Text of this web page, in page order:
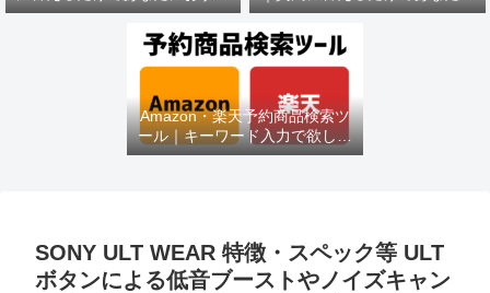
めの機種がわかる
おすすめの機種がわかる
Amazon・楽天予約商品検索ツ
ール｜キーワード入力で欲しい
商品を即チェック
SONY ULT WEAR 特徴・スペック等 ULT
ボタンによる低音ブーストやノイズキャン